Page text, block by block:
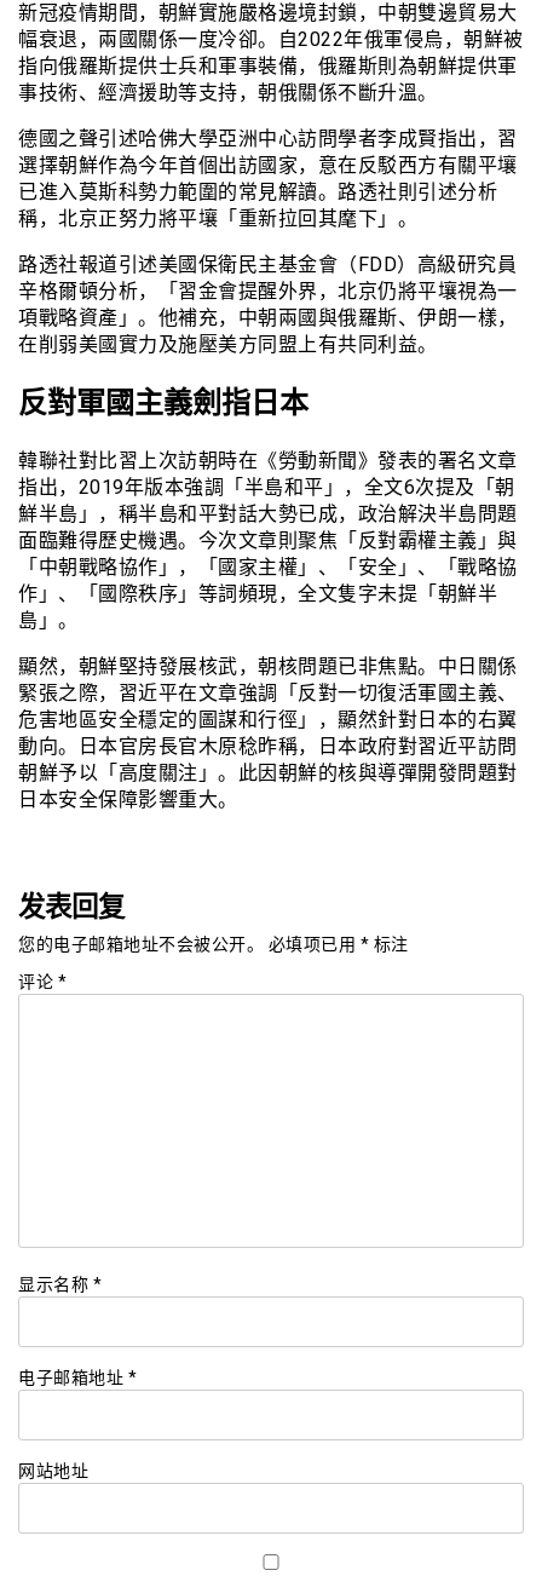
新冠疫情期間，朝鮮實施嚴格邊境封鎖，中朝雙邊貿易大
幅衰退，兩國關係一度冷卻。自2022年俄軍侵烏，朝鮮被
指向俄羅斯提供士兵和軍事裝備，俄羅斯則為朝鮮提供軍
事技術、經濟援助等支持，朝俄關係不斷升溫。
德國之聲引述哈佛大學亞洲中心訪問學者李成賢指出，習
選擇朝鮮作為今年首個出訪國家，意在反駁西方有關平壤
已進入莫斯科勢力範圍的常見解讀。路透社則引述分析
稱，北京正努力將平壤「重新拉回其麾下」。
路透社報道引述美國保衛民主基金會（FDD）高級研究員
辛格爾頓分析，「習金會提醒外界，北京仍將平壤視為一
項戰略資產」。他補充，中朝兩國與俄羅斯、伊朗一樣，
在削弱美國實力及施壓美方同盟上有共同利益。
反對軍國主義劍指日本
韓聯社對比習上次訪朝時在《勞動新聞》發表的署名文章
指出，2019年版本強調「半島和平」，全文6次提及「朝
鮮半島」，稱半島和平對話大勢已成，政治解決半島問題
面臨難得歷史機遇。今次文章則聚焦「反對霸權主義」與
「中朝戰略協作」，「國家主權」、「安全」、「戰略協
作」、「國際秩序」等詞頻現，全文隻字未提「朝鮮半
島」。
顯然，朝鮮堅持發展核武，朝核問題已非焦點。中日關係
緊張之際，習近平在文章強調「反對一切復活軍國主義、
危害地區安全穩定的圖謀和行徑」，顯然針對日本的右翼
動向。日本官房長官木原稔昨稱，日本政府對習近平訪問
朝鮮予以「高度關注」。此因朝鮮的核與導彈開發問題對
日本安全保障影響重大。
发表回复
您的电子邮箱地址不会被公开。 必填项已用 * 标注
评论 *
显示名称 *
电子邮箱地址 *
网站地址